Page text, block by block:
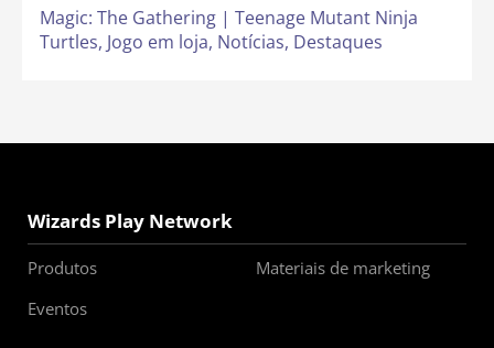
Magic: The Gathering | Teenage Mutant Ninja
Turtles, Jogo em loja, Notícias, Destaques
Wizards Play Network
Produtos
Materiais de marketing
Eventos